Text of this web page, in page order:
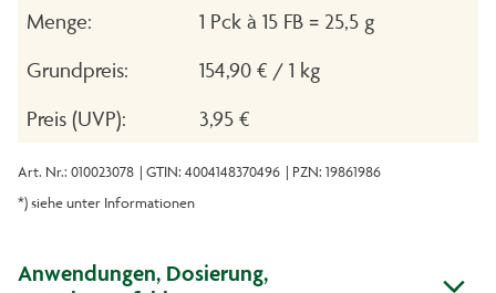
Menge:
1 Pck à 15 FB = 25,5 g
Grundpreis:
154,90 € / 1 kg
Preis (UVP):
3,95 €
Art. Nr.: 010023078 | GTIN: 4004148370496 | PZN: 19861986
*) siehe unter Informationen
Anwendungen, Dosierung,